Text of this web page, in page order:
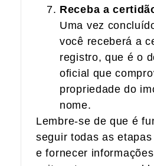
Receba a
Uma vez
você receberá a
registro, que é o
oficial que
propriedade do
nome.
Lembre-se de que é
seguir todas as
e fornecer